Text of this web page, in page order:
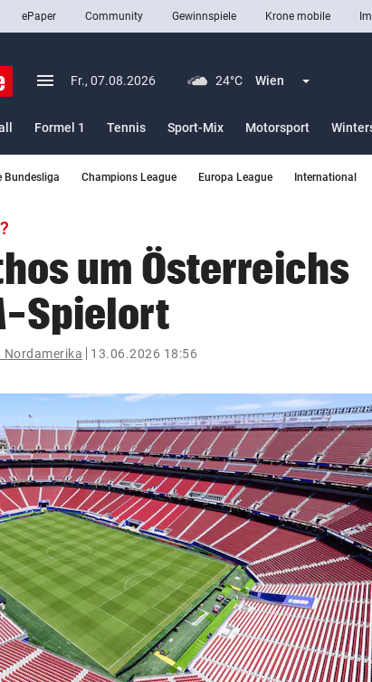
closeSchließen
KG 2026
ePaper Community Gewinnspiele Krone mobile
menu Menü aufklappen
Fr., 07.08.2026 24°C Wien Menü
Formel 1 Tennis Sport-Mix Motorsport
Bundesliga Champions League Europa League International
um Österreichs
Spielort
Nordamerika 13.06.2026 18:56